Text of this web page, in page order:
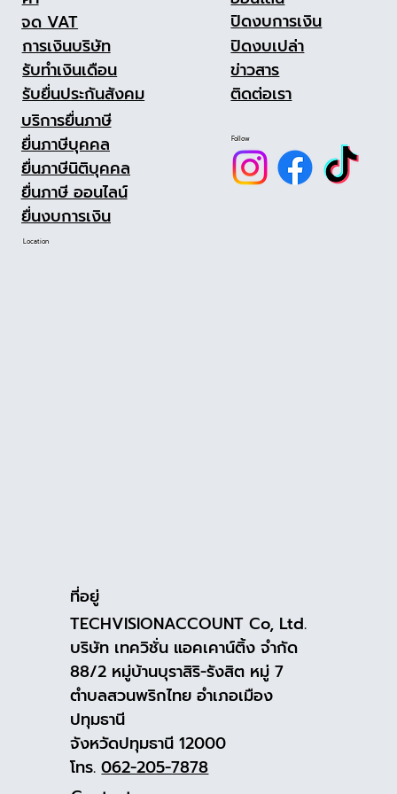
จด VAT
การเงินบริษัท
รับทำเงินเดือน
รับยื่นประกันสังคม
บริการยื่นภาษี
ยื่นภาษีบุคคล
ยื่นภาษีนิติบุคคล
ยื่นภาษี ออนไลน์
ยื่นงบการเงิน
ปิดงบการเงิน
ปิดงบเปล่า
ข่าวสาร
ติดต่อเรา
Follow
Location
ที่อยู่
TECHVISIONACCOUNT Co, Ltd.
บริษัท เทควิชั่น แอคเคาน์ติ้ง จำกัด
88/2 หมู่บ้านบุราสิริ-รังสิต หมู่ 7
ตำบลสวนพริกไทย อำเภอเมือง
ปทุมธานี
จังหวัดปทุมธานี 12000
โทร.062-205-7878